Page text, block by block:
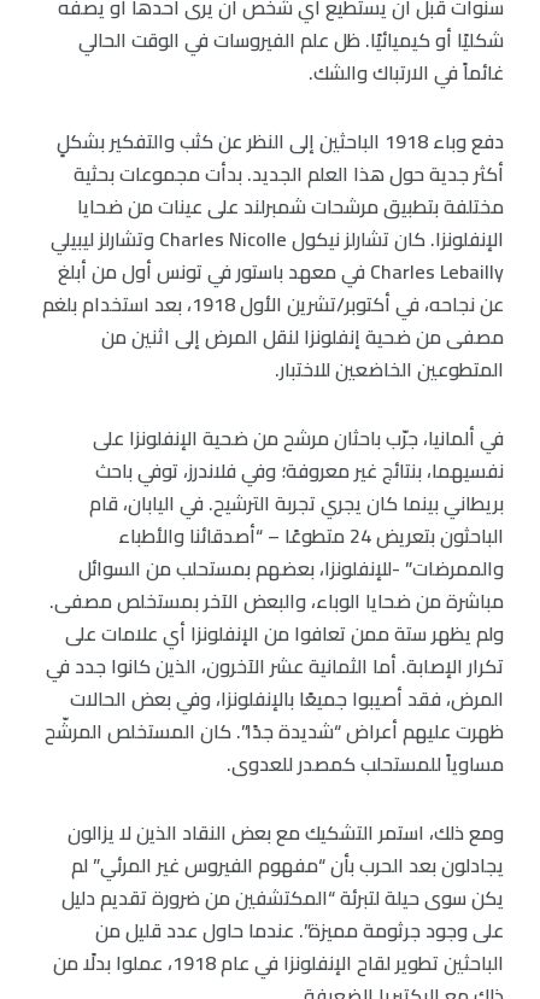
شكليًا أو كيميائيًا. ظل علم الفيروسات في الوقت الحالي
غائماً في الارتباك والشك.
دفع وباء 1918 الباحثين إلى النظر عن كثب والتفكير بشكلٍ
أكثر جدية حول هذا العلم الجديد. بدأت مجموعات بحثية
مختلفة بتطبيق مرشحات شمبرلند على عينات من ضحايا
الإنفلونزا. كان تشارلز نيكول Charles Nicolle وتشارلز ليبيلي
Charles Lebailly في معهد باستور في تونس أول من أبلغ
عن نجاحه، في أكتوبر/تشرين الأول 1918، بعد استخدام بلغم
مصفى من ضحية إنفلونزا لنقل المرض إلى اثنين من
المتطوعين الخاضعين للاختبار.
في ألمانيا، جرّب باحثان مرشح من ضحية الإنفلونزا على
نفسيهما، بنتائج غير معروفة؛ وفي فلاندرز، توفي باحث
بريطاني بينما كان يجري تجربة الترشيح. في اليابان، قام
الباحثون بتعريض 24 متطوعًا – “أصدقائنا والأطباء
والممرضات” -للإنفلونزا، بعضهم بمستحلب من السوائل
مباشرة من ضحايا الوباء، والبعض الآخر بمستخلص مصفى.
ولم يظهر ستة ممن تعافوا من الإنفلونزا أي علامات على
تكرار الإصابة. أما الثمانية عشر الآخرون، الذين كانوا جدد في
المرض، فقد أصيبوا جميعًا بالإنفلونزا، وفي بعض الحالات
ظهرت عليهم أعراض “شديدة جدًا”. كان المستخلص المرشّح
مساوياً للمستحلب كمصدر للعدوى.
ومع ذلك، استمر التشكيك مع بعض النقاد الذين لا يزالون
يجادلون بعد الحرب بأن “مفهوم الفيروس غير المرئي” لم
يكن سوى حيلة لتبرئة “المكتشفين من ضرورة تقديم دليل
على وجود جرثومة مميزة”. عندما حاول عدد قليل من
الباحثين تطوير لقاح الإنفلونزا في عام 1918، عملوا بدلًا من